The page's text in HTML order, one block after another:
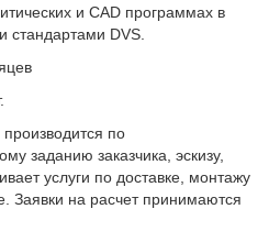
и CAD программах в
стандартами DVS.
по
заданию заказчика, эскизу,
услуги по доставке, монтажу
Заявки на расчет принимаются